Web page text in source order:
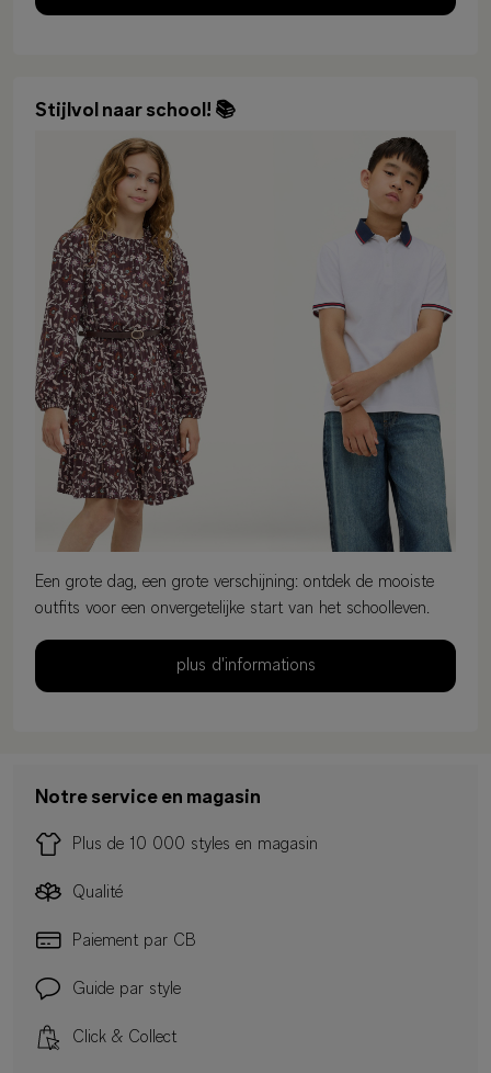
Stijlvol naar school! 📚
Een grote dag, een grote verschijning: ontdek de mooiste
outfits voor een onvergetelijke start van het schoolleven.
plus d'informations
Notre service en magasin
Plus de 10 000 styles en magasin
Qualité
Paiement par CB
Guide par style
Click & Collect